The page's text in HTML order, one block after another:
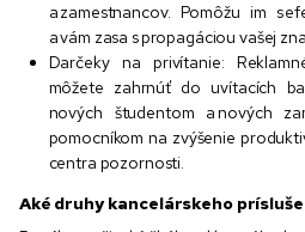
a zamestnancov. Pomôžu im s
a vám zasa s propagáciou vašej
Darčeky na privítanie:
môžete zahrnúť do uvítacích
nových študentom a nových
pomocníkom na zvýšenie
centra pozornosti.
Aké druhy kancelárskeho